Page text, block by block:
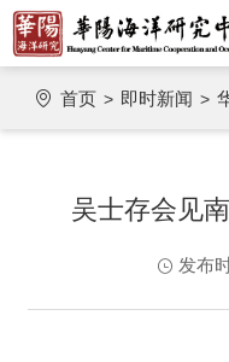
首页 > 即时新闻 >
吴士存会见
发布